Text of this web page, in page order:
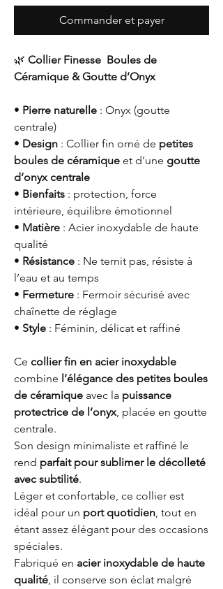
Commander et payer
🌿 Collier Finesse Boules de
Céramique & Goutte d’Onyx
• Pierre naturelle : Onyx (goutte
centrale)
• Design : Collier fin orné de petites
boules de céramique et d’une goutte
d’onyx centrale
• Bienfaits : protection, force
intérieure, équilibre émotionnel
• Matière : Acier inoxydable de haute
qualité
• Résistance : Ne ternit pas, résiste à
l’eau et au temps
• Fermeture : Fermoir sécurisé avec
chaînette de réglage
• Style : Féminin, délicat et raffiné
Ce collier fin en acier inoxydable
combine l’élégance des petites boules
de céramique avec la puissance
protectrice de l’onyx, placée en goutte
centrale.
Son design minimaliste et raffiné le
rend parfait pour sublimer le décolleté
avec subtilité.
Léger et confortable, ce collier est
idéal pour un port quotidien, tout en
étant assez élégant pour des occasions
spéciales.
Fabriqué en acier inoxydable de haute
qualité, il conserve son éclat malgré